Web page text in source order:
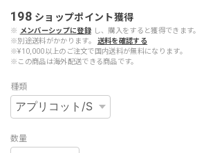
198 ショップポイント獲得
※ メンバーシップに登録 し、購入をすると獲得できます。
※別途送料がかかります。
送料を確認する
※¥10,000以上のご注文で国内送料が無料になります。
※この商品は海外配送できる商品です。
種類
数量